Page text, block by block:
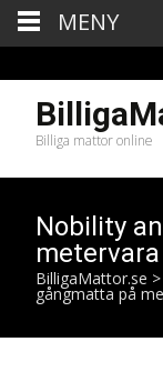
Billiga mattor online
Nobility
metervara
BilligaMattor.se >
gångmatta på
MENY